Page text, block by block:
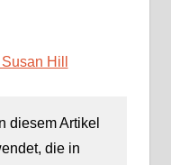
diesem Artikel
die in